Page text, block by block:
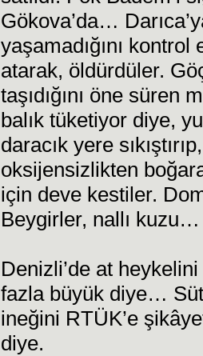
Gökova’da…
yaşamadığını
atarak, öldürdüler.
taşıdığını öne
balık tüketiyor diye,
daracık yere
oksijensizlikten
için deve kestiler.
Beygirler, nallı kuzu…
Denizli’de at
fazla büyük diye…
ineğini RTÜK’e
diye.